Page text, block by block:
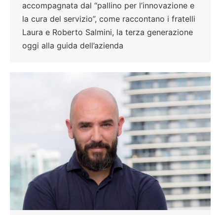
accompagnata dal “pallino per l’innovazione e
la cura del servizio”, come raccontano i fratelli
Laura e Roberto Salmini, la terza generazione
oggi alla guida dell’azienda